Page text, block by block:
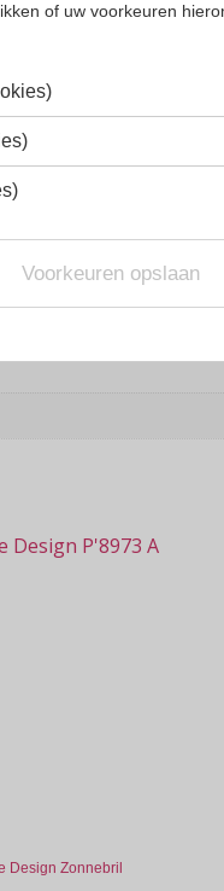
bekend is met
Design Zonnebril
of uw voorkeuren
Voorkeuren opslaan